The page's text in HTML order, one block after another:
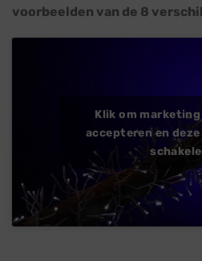
voorbeelden van de 8
Klik om
accepteren en